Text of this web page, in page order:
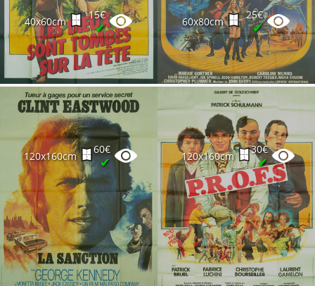
40x60cm
15€
✔ 60x80cm
25€
✔
120x160cm
60€
✔ 120x160cm
30€
✔